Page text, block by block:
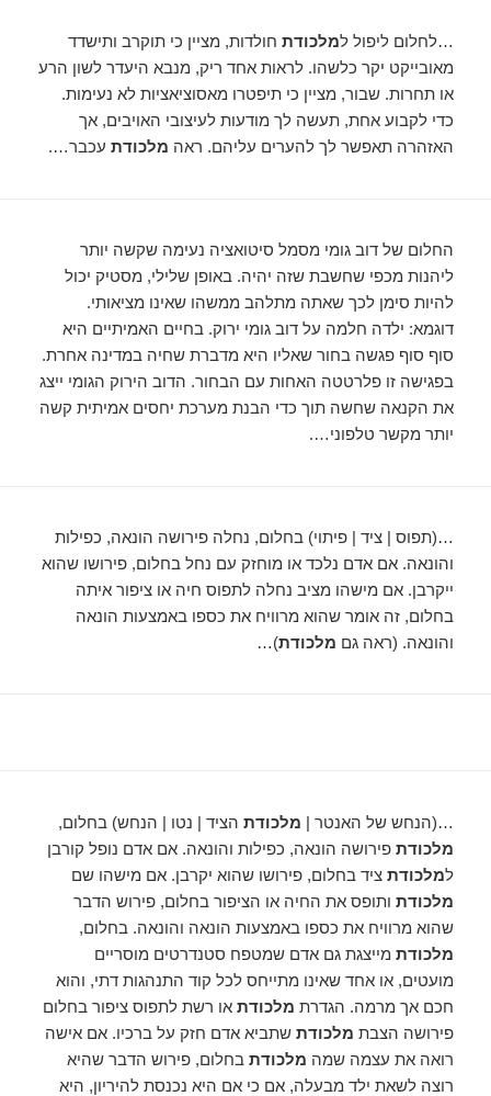
…לחלום ליפול למלכודת חולדות, מציין כי תוקרב ותישדד
מאובייקט יקר כלשהו. לראות אחד ריק, מנבא היעדר לשון הרע
או תחרות. שבור, מציין כי תיפטרו מאסוציאציות לא נעימות.
כדי לקבוע אחת, תעשה לך מודעות לעיצובי האויבים, אך
האזהרה תאפשר לך להערים עליהם. ראה מלכודת עכבר….
החלום של דוב גומי מסמל סיטואציה נעימה שקשה יותר
ליהנות מכפי שחשבת שזה יהיה. באופן שלילי, מסטיק יכול
להיות סימן לכך שאתה מתלהב ממשהו שאינו מציאותי.
דוגמא: ילדה חלמה על דוב גומי ירוק. בחיים האמיתיים היא
סוף סוף פגשה בחור שאליו היא מדברת שחיה במדינה אחרת.
בפגישה זו פלרטטה האחות עם הבחור. הדוב הירוק הגומי ייצג
את הקנאה שחשה תוך כדי הבנת מערכת יחסים אמיתית קשה
יותר מקשר טלפוני….
…(תפוס | ציד | פיתוי) בחלום, נחלה פירושה הונאה, כפילות
והונאה. אם אדם נלכד או מוחזק עם נחל בחלום, פירושו שהוא
ייקרבן. אם מישהו מציב נחלה לתפוס חיה או ציפור איתה
בחלום, זה אומר שהוא מרוויח את כספו באמצעות הונאה
והונאה. (ראה גם מלכודת)…
…(הנחש של האנטר | מלכודת הציד | נטו | הנחש) בחלום,
מלכודת פירושה הונאה, כפילות והונאה. אם אדם נופל קורבן
למלכודת ציד בחלום, פירושו שהוא יקרבן. אם מישהו שם
מלכודת ותופס את החיה או הציפור בחלום, פירוש הדבר
שהוא מרוויח את כספו באמצעות הונאה והונאה. בחלום,
מלכודת מייצגת גם אדם שמטפח סטנדרטים מוסריים
מועטים, או אחד שאינו מתייחס לכל קוד התנהגות דתי, והוא
חכם אך מרמה. הגדרת מלכודת או רשת לתפוס ציפור בחלום
פירושה הצבת מלכודת שתביא אדם חזק על ברכיו. אם אישה
רואה את עצמה שמה מלכודת בחלום, פירוש הדבר שהיא
רוצה לשאת ילד מבעלה, אם כי אם היא נכנסת להיריון, היא